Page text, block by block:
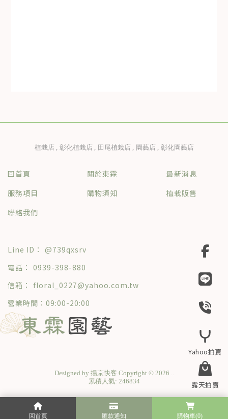
回首頁 匯款通知 購物車(0)
@739qxsrv
0939-398-880
floral_0227@yahoo.com.tw
營業時間：09:00-20:00
回首頁 關於東霖
最新消息
服務項目
購物須知
植栽販售
聯絡我們
植栽店 彰化植栽店 田尾植栽店 園藝店 彰化園藝店
Designed by 揚京快客 Copyright © 2026
累積人氣: 246834